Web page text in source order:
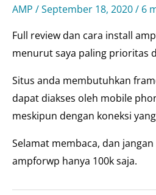
AMP /September 18, 2020/ 6
Full review dan cara install
menurut saya paling prioritas
Situs anda membutuhkan
dapat diakses oleh mobile
meskipun dengan koneksi
Selamat membaca, dan
ampforwp hanya 100k saja.